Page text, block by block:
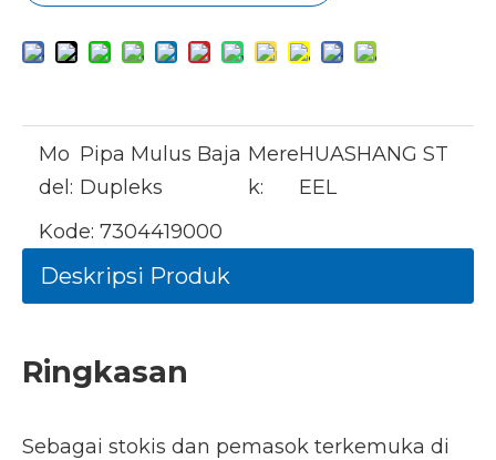
Mo
del:
Pipa Mulus Baja
Dupleks
Mere
k:
HUASHANG ST
EEL
Kode: 7304419000
Deskripsi Produk
Ringkasan
Sebagai stokis dan pemasok terkemuka di